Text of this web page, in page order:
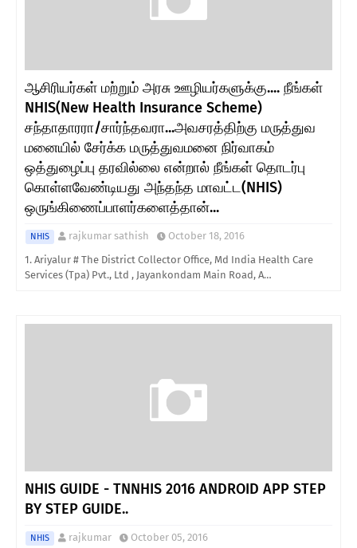
ஆசிரியர்கள் மற்றும் அரசு ஊழியர்களுக்கு.... நீங்கள்
NHIS(New Health Insurance Scheme)
சந்தாதாரரா/சார்ந்தவரா...அவசரத்திற்கு மருத்துவ
மனையில் சேர்க்க மருத்துவமனை நிர்வாகம்
ஒத்துழைப்பு தரவில்லை என்றால் நீங்கள் தொடர்பு
கொள்ளவேண்டியது அந்தந்த மாவட்ட(NHIS)
ஒருங்கிணைப்பாளர்களைத்தான்...
NHIS rajkumar sathish
October 18, 2016
1. Ariyalur # The District Collector Office, Md India Health Care
Services (Tpa) Pvt., Ltd , Jayankondam Main Road, A…
NHIS GUIDE - TNNHIS 2016 ANDROID APP STEP
BY STEP GUIDE..
NHIS rajkumar October 05, 2016